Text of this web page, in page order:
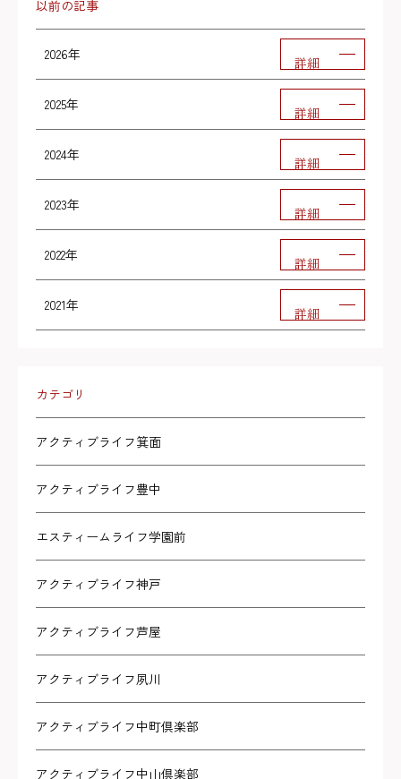
以前の記事
2026年 詳細
2025年 詳細
2024年 詳細
2023年 詳細
2022年 詳細
2021年 詳細
カテゴリ
アクティブライフ箕面
アクティブライフ豊中
エスティームライフ学園前
アクティブライフ神戸
アクティブライフ芦屋
アクティブライフ夙川
アクティブライフ中町倶楽部
アクティブライフ中山倶楽部